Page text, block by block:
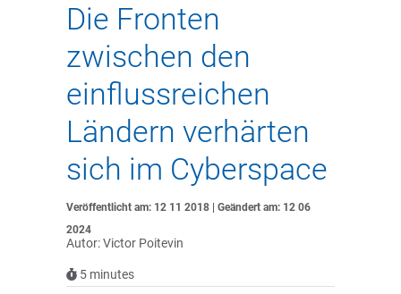
Die Fronten
zwischen den
einflussreichen
Ländern verhärten
sich im Cyberspace
Veröffentlicht am: 12 11 2018 | Geändert am: 12 06
2024
Autor: Victor Poitevin
5 minutes